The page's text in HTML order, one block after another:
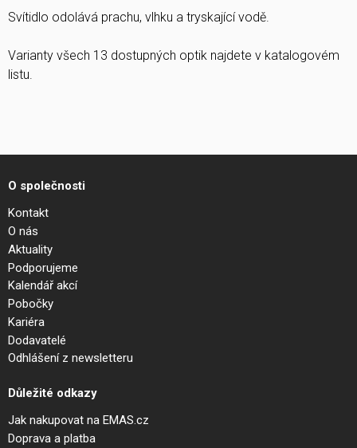
Svítidlo odolává prachu, vlhku a tryskající vodě.
Varianty všech 13 dostupných optik najdete v katalogovém
listu.
O společnosti
Kontakt
O nás
Aktuality
Podporujeme
Kalendář akcí
Pobočky
Kariéra
Dodavatelé
Odhlášení z newsletteru
Důležité odkazy
Jak nakupovat na EMAS.cz
Doprava a platba